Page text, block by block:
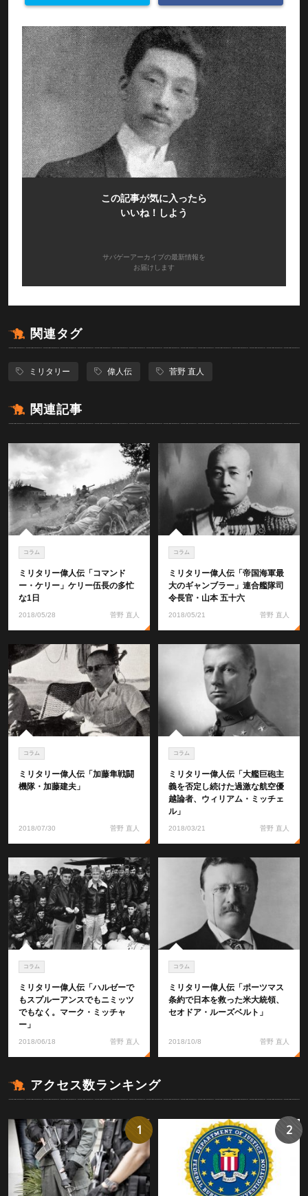
この記事が気に入ったら
いいね！しよう
サバゲーアーカイブの最新情報を
お届けします
関連タグ
ミリタリー 偉人伝 菅野 直人
関連記事
コラム
ミリタリー偉人伝「コマンド
ー・ケリー」ケリー伍長の多忙
な1日
2018/05/28 菅野 直人
コラム
ミリタリー偉人伝「帝国海軍最
大のギャンブラー」連合艦隊司
令長官・山本 五十六
2018/05/21 菅野 直人
コラム
ミリタリー偉人伝「加藤隼戦闘
機隊・加藤建夫」
2018/07/30 菅野 直人
コラム
ミリタリー偉人伝「大艦巨砲主
義を否定し続けた過激な航空優
越論者、ウィリアム・ミッチェ
ル」
2018/03/21 菅野 直人
コラム
ミリタリー偉人伝「ハルゼーで
もスプルーアンスでもニミッツ
でもなく。マーク・ミッチャ
ー」
2018/06/18 菅野 直人
コラム
ミリタリー偉人伝「ポーツマス
条約で日本を救った米大統領、
セオドア・ルーズベルト」
2018/10/8 菅野 直人
アクセス数ランキング
1 2